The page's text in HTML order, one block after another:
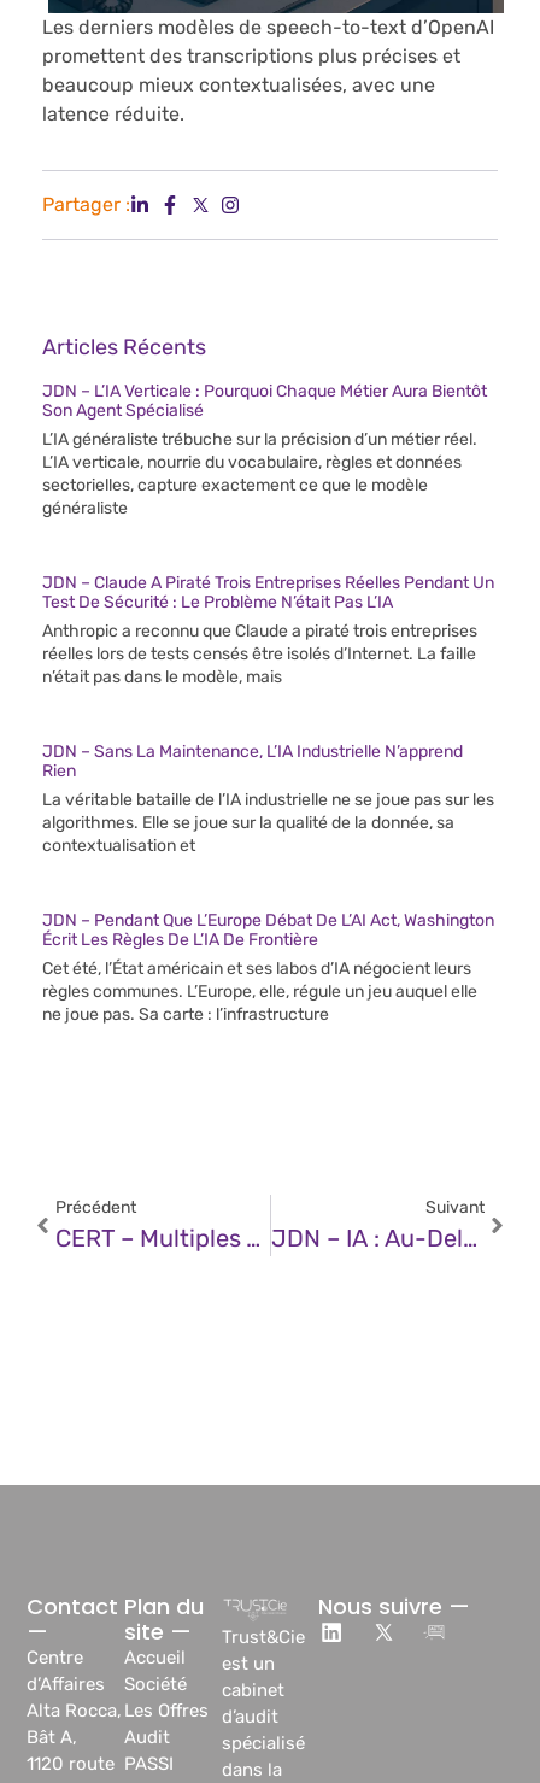
Les derniers modèles de speech-to-text d’OpenAI
promettent des transcriptions plus précises et
beaucoup mieux contextualisées, avec une
latence réduite.
Partager :
Articles Récents
JDN – L’IA Verticale : Pourquoi Chaque Métier Aura Bientôt
Son Agent Spécialisé
L’IA généraliste trébuche sur la précision d’un métier réel.
L’IA verticale, nourrie du vocabulaire, règles et données
sectorielles, capture exactement ce que le modèle
généraliste
JDN – Claude A Piraté Trois Entreprises Réelles Pendant Un
Test De Sécurité : Le Problème N’était Pas L’IA
Anthropic a reconnu que Claude a piraté trois entreprises
réelles lors de tests censés être isolés d’Internet. La faille
n’était pas dans le modèle, mais
JDN – Sans La Maintenance, L’IA Industrielle N’apprend
Rien
La véritable bataille de l’IA industrielle ne se joue pas sur les
algorithmes. Elle se joue sur la qualité de la donnée, sa
contextualisation et
JDN – Pendant Que L’Europe Débat De L’AI Act, Washington
Écrit Les Règles De L’IA De Frontière
Cet été, l’État américain et ses labos d’IA négocient leurs
règles communes. L’Europe, elle, régule un jeu auquel elle
ne joue pas. Sa carte : l’infrastructure
Précédent
CERT – Multiples Vulnérabilités Dans Juniper Networks Secure Analytics (14 Mai 2025)
Suivant
JDN – IA : Au-Delà De L’innovation, Un Défi Humain À Relever
Trust&Cie
est un
cabinet
d’audit
spécialisé
dans la
Plan du
site —
Accueil
Société
Les Offres
Audit
PASSI
Contact
—
Centre
d’Affaires
Alta Rocca,
Bât A,
1120 route
Nous suivre —